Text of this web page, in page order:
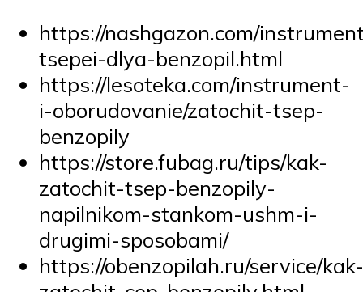
https://nashgazon.com/
tsepei-dlya-benzopil.html
https://lesoteka.com/instrument-
i-oborudovanie/zatochit-tsep-
benzopily
https://store.fubag.ru/tips/kak-
zatochit-tsep-benzopily-
napilnikom-stankom-ushm-i-
drugimi-sposobami/
https://obenzopilah.ru/service/kak-